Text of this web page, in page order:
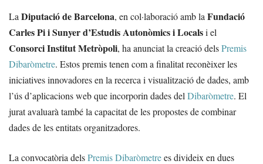
La Diputació de Barcelona, en col·laboració amb la Fundació
Carles Pi i Sunyer d’Estudis Autonòmics i Localsi el
Consorci Institut Metròpoli, ha anunciat la creació delsPremis
Dibaròmetre. Estos premis tenen com a finalitat reconèixer les
iniciatives innovadores en la recerca i visualització de dades, amb
l’ús d’aplicacions web que incorporin dades del Dibaròmetre. El
jurat avaluarà també la capacitat de les propostes de combinar
dades de les entitats organitzadores.
La convocatòria delsPremis Dibaròmetrees divideix en dues